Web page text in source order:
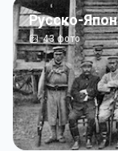
Русско-
43фото